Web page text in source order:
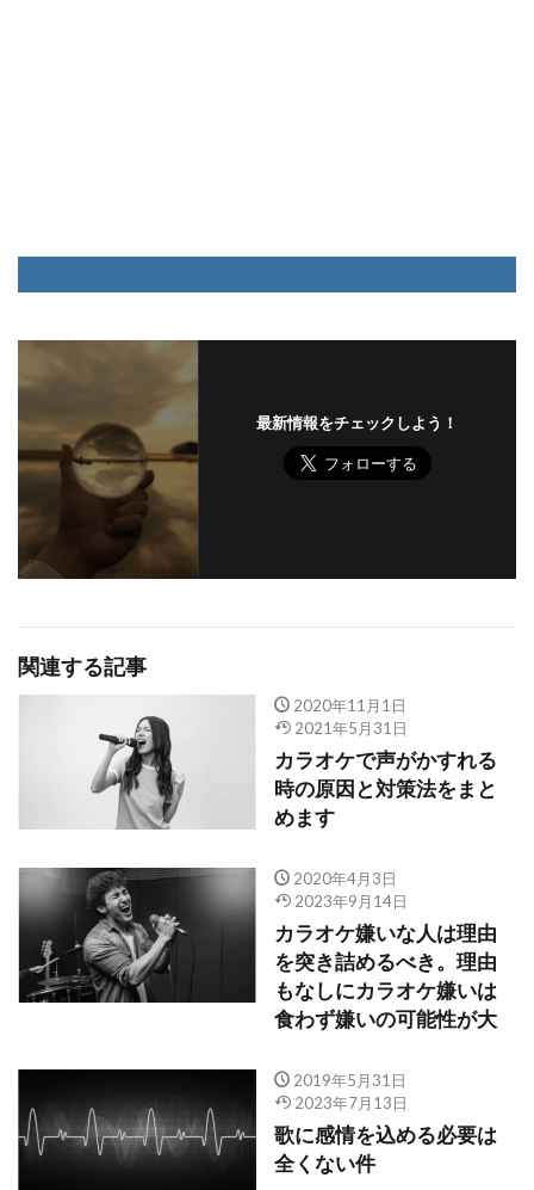
最新情報をチェックしよう！
関連する記事
2020年11月1日
2021年5月31日
カラオケで声がかすれる
時の原因と対策法をまと
めます
2020年4月3日
2023年9月14日
カラオケ嫌いな人は理由
を突き詰めるべき。理由
もなしにカラオケ嫌いは
食わず嫌いの可能性が大
2019年5月31日
2023年7月13日
歌に感情を込める必要は
全くない件